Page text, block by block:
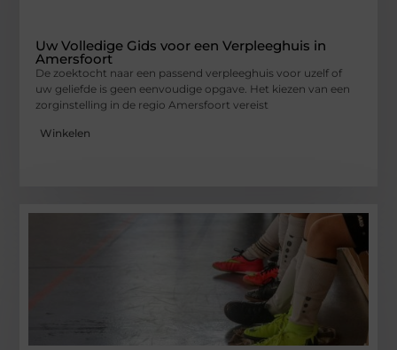
Uw Volledige Gids voor een Verpleeghuis in
Amersfoort
De zoektocht naar een passend verpleeghuis voor uzelf of
uw geliefde is geen eenvoudige opgave. Het kiezen van een
zorginstelling in de regio Amersfoort vereist
Winkelen